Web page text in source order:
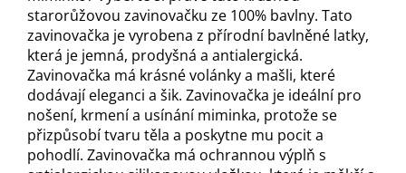
starorůžovou zavinovačku ze 100% bavlny. Tato
zavinovačka je vyrobena z přírodní bavlněné latky,
která je jemná, prodyšná a antialergická.
Zavinovačka má krásné volánky a mašli, které
dodávají eleganci a šik. Zavinovačka je ideální pro
nošení, krmení a usínání miminka, protože se
přizpůsobí tvaru těla a poskytne mu pocit a
pohodlí. Zavinovačka má ochrannou výplň s